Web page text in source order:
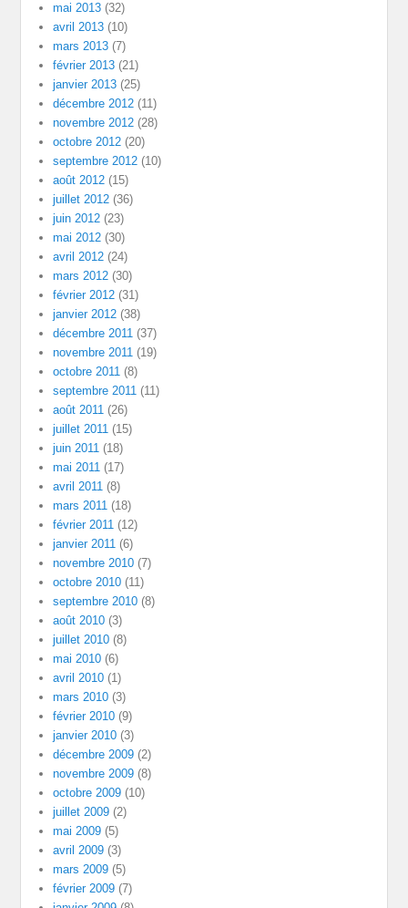
mai 2013 (32)
avril 2013 (10)
mars 2013 (7)
février 2013 (21)
janvier 2013 (25)
décembre 2012 (11)
novembre 2012 (28)
octobre 2012 (20)
septembre 2012 (10)
août 2012 (15)
juillet 2012 (36)
juin 2012 (23)
mai 2012 (30)
avril 2012 (24)
mars 2012 (30)
février 2012 (31)
janvier 2012 (38)
décembre 2011 (37)
novembre 2011 (19)
octobre 2011 (8)
septembre 2011 (11)
août 2011 (26)
juillet 2011 (15)
juin 2011 (18)
mai 2011 (17)
avril 2011 (8)
mars 2011 (18)
février 2011 (12)
janvier 2011 (6)
novembre 2010 (7)
octobre 2010 (11)
septembre 2010 (8)
août 2010 (3)
juillet 2010 (8)
mai 2010 (6)
avril 2010 (1)
mars 2010 (3)
février 2010 (9)
janvier 2010 (3)
décembre 2009 (2)
novembre 2009 (8)
octobre 2009 (10)
juillet 2009 (2)
mai 2009 (5)
avril 2009 (3)
mars 2009 (5)
février 2009 (7)